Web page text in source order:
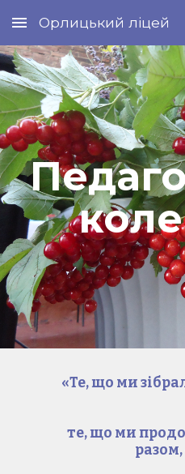
Skip to main content
Орлицький ліцей
«Те, що ми
те, що ми